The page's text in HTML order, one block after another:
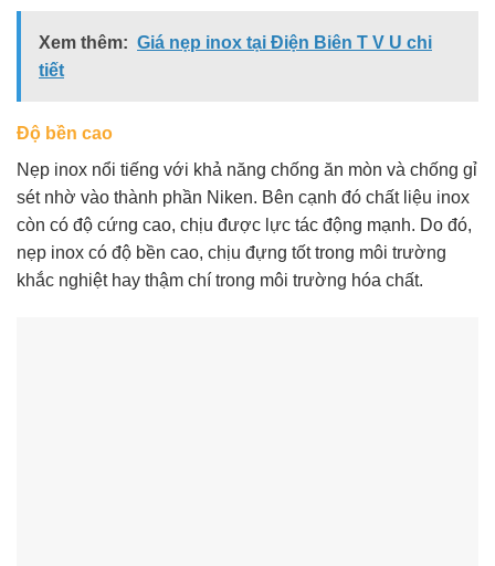
Xem thêm: Giá nẹp inox tại Điện Biên T V U chi
tiết
Độ bền cao
Nẹp inox nổi tiếng với khả năng chống ăn mòn và chống gỉ
sét nhờ vào thành phần Niken. Bên cạnh đó chất liệu inox
còn có độ cứng cao, chịu được lực tác động mạnh. Do đó,
nẹp inox có độ bền cao, chịu đựng tốt trong môi trường
khắc nghiệt hay thậm chí trong môi trường hóa chất.